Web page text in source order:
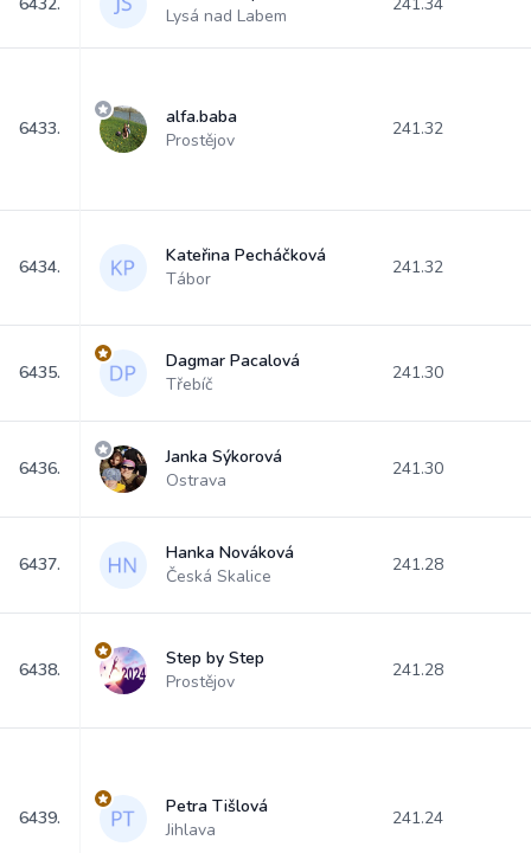
Lysá nad Labem
6433.
alfa.baba
Prostějov
241.32
6434.
Kateřina Pecháčková
Tábor
241.32
6435.
Dagmar Pacalová
Třebíč
241.30
6436.
Janka Sýkorová
Ostrava
241.30
6437.
Hanka Nováková
Česká Skalice
241.28
6438.
Step by Step
Prostějov
241.28
6439.
Petra Tišlová
Jihlava
241.24